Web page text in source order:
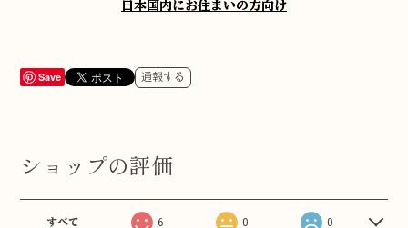
日本国内にお住まいの方向け
Save 通報する
ショップの評価
すべて 6 0 0